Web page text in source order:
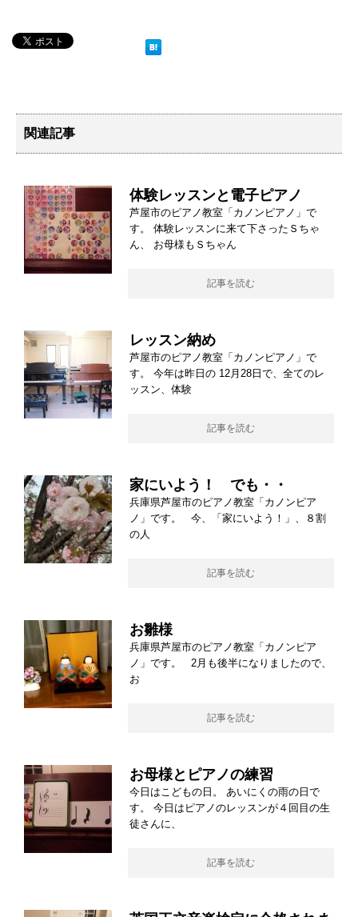
関連記事
体験レッスンと電子ピアノ
芦屋市のピアノ教室「カノンピアノ」で
す。 体験レッスンに来て下さったＳちゃ
ん、 お母様もＳちゃん
記事を読む
レッスン納め
芦屋市のピアノ教室「カノンピアノ」で
す。 今年は昨日の 12月28日で、全てのレ
ッスン、体験
記事を読む
家にいよう！ でも・・
兵庫県芦屋市のピアノ教室「カノンピア
ノ」です。 今、「家にいよう！」、８割
の人
記事を読む
お雛様
兵庫県芦屋市のピアノ教室「カノンピア
ノ」です。 2月も後半になりましたので、
お
記事を読む
お母様とピアノの練習
今日はこどもの日。 あいにくの雨の日で
す。 今日はピアノのレッスンが４回目の生
徒さんに、
記事を読む